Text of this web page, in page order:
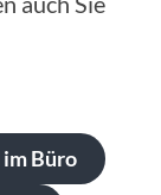
Büro